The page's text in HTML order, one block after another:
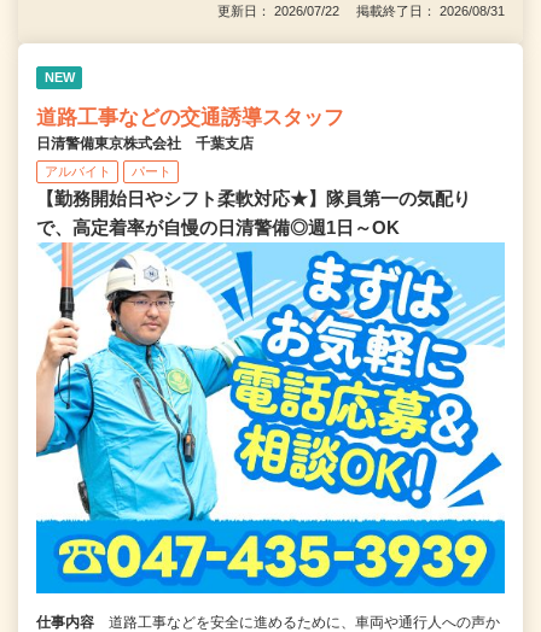
更新日： 2026/07/22 掲載終了日： 2026/08/31
NEW
道路工事などの交通誘導スタッフ
日清警備東京株式会社 千葉支店
アルバイト パート
【勤務開始日やシフト柔軟対応★】隊員第一の気配り
で、高定着率が自慢の日清警備◎週1日～OK
仕事内容
道路工事などを安全に進めるために、車両や通行人への声か